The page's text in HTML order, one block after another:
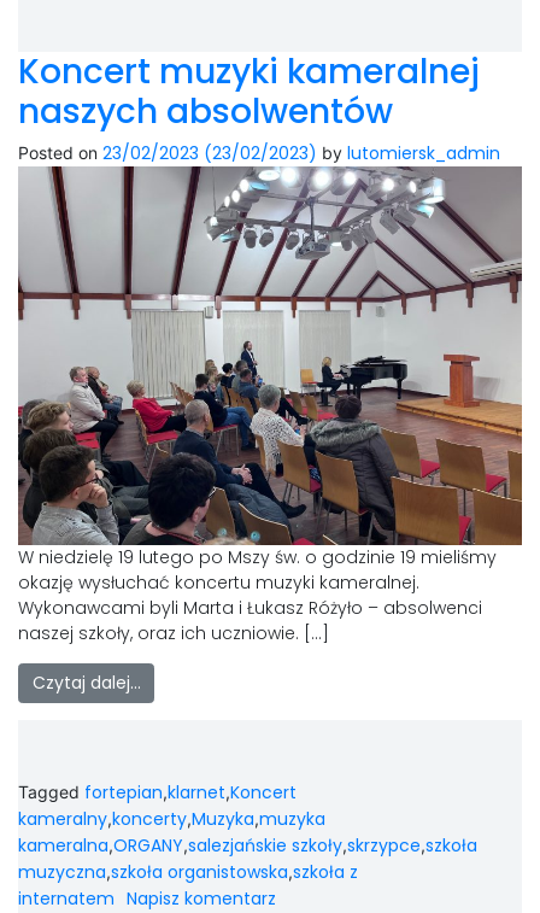
Koncert muzyki kameralnej
naszych absolwentów
Posted on 23/02/2023 (23/02/2023) by lutomiersk_admin
W niedzielę 19 lutego po Mszy św. o godzinie 19 mieliśmy
okazję wysłuchać koncertu muzyki kameralnej.
Wykonawcami byli Marta i Łukasz Różyło – absolwenci
naszej szkoły, oraz ich uczniowie. […]
Czytaj dalej…
Tagged fortepian,klarnet,Koncert
kameralny,koncerty,Muzyka,muzyka
kameralna,ORGANY,salezjańskie szkoły,skrzypce,szkoła
muzyczna,szkoła organistowska,szkoła z
internatem Napisz komentarz